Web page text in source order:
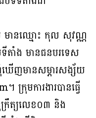
មានឈ្មោះ កុល សុវណ្ណ
ទីតាំង មានជនបរទេស
ើញមានសម្ភារសង្ស័យ
រុមការងារបានធ្វើ
ក្រឹត្យលេខ០៣ និង